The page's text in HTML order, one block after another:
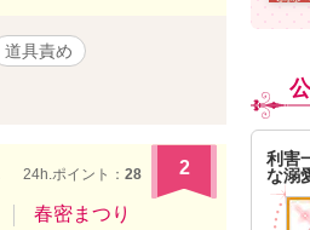
票、ありがとうござい
道具責め
24h.ポイント： 28 2
春密まつり
利害
な溺